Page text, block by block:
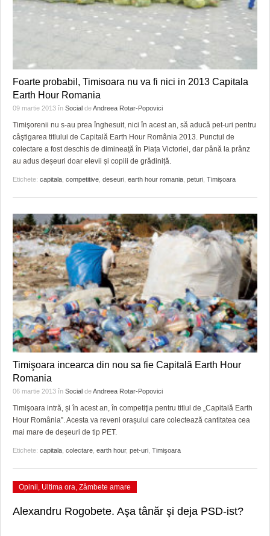
Foarte probabil, Timisoara nu va fi nici in 2013 Capitala
Earth Hour Romania
09 martie 2013 în Social deAndreea Rotar-Popovici
Timişorenii nu s-au prea înghesuit, nici în acest an, să aducă pet-uri pentru
câştigarea titlului de Capitală Earth Hour România 2013. Punctul de
colectare a fost deschis de dimineață în Piața Victoriei, dar până la prânz
au adus deșeuri doar elevii și copiii de grădiniță.
Etichete: capitala competitive deseuri earth hour romania peturi Timişoara
Timişoara incearca din nou sa fie Capitală Earth Hour
Romania
06 martie 2013 în Social deAndreea Rotar-Popovici
Timişoara intră, și în acest an, în competiţia pentru titlul de „Capitală Earth
Hour România”. Acesta va reveni orașului care colectează cantitatea cea
mai mare de deşeuri de tip PET.
Etichete: capitala, colectare, earth hour, pet-uri, Timişoara
Opinii, Ultima ora, Zâmbete amare
Alexandru Rogobete. Aşa tânăr şi deja PSD-ist?